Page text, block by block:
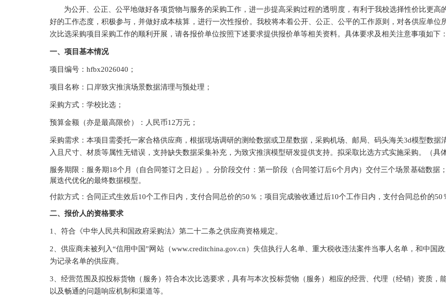
为公开、公正、公平地做好各项货物与服务的采购工作，进一步提高采购过程的透明度，有利于我校选择性价比更
好的工作态度，积极参与，并做好成本核算，进行一次性报价。我校将本着公开、公正、公平的工作原则，对各供应单
次比选采购项目采购工作的顺利开展，请各报价单位按照下述要求提供报价单等相关资料。具体要求及相关注意事项如下：
一、项目基本情况
项目编号： hfbx2026040 ；
项目名称： 口岸致灾推演场景数据清理与预处理 ；
采购方式： 学校比选 ；
预算金额（亦是最高限价）： 人民币12万元；
采购需求： 本项目 需委托一家合格供应商，根据现场调研的测绘数据或卫星数据，采购机场、邮局、码头海关3d模型数据
入且尺寸、材质等属性无错误，支持缺失数据采集补充，为致灾推演模型研发提供支持。 拟采取比选方式实施采购。（具
服务期限：服务期18个月（自合同签订之日起）。分阶段交付：第一阶段（合同签订后6个月内）交付三个场景基础数据
展迭代优化的最终数据模型。
付款方式：合同正式生效后10个工作日内，支付合同总价的50％； 项目完成验收通过后10个工作日内，支付合同总价的50
二、报价人的资格要求
1、符合《中华人民共和国政府采购法》第二十二条之供应商资格规定。
2、供应商未被列入“信用中国”网站（www.creditchina.gov.cn）失信执行人名单、重大税收违法案件当事人名单，和中国
为记录名单的供应商。
3、经营范围及拟投标货物（服务）符合本次比选要求，具有与本次投标货物（服务）相应的经营、代理（经销）资质，
以及畅通的问题响应机制和渠道等。